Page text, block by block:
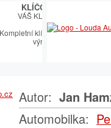
KLÍČOVÉ CENTRUM
VÁŠ KLÍČOVÝ PARTNER
Kompletní klíčařský sortiment
výroby autoklíčů
Autor: Jan
Automobilka: